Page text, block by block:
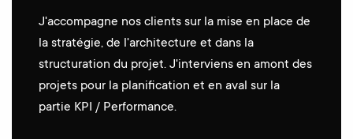
J'accompagne nos clients sur la mise en place de
la stratégie, de l'architecture et dans la
structuration du projet. J'interviens en amont des
projets pour la planification et en aval sur la
partie KPI / Performance.